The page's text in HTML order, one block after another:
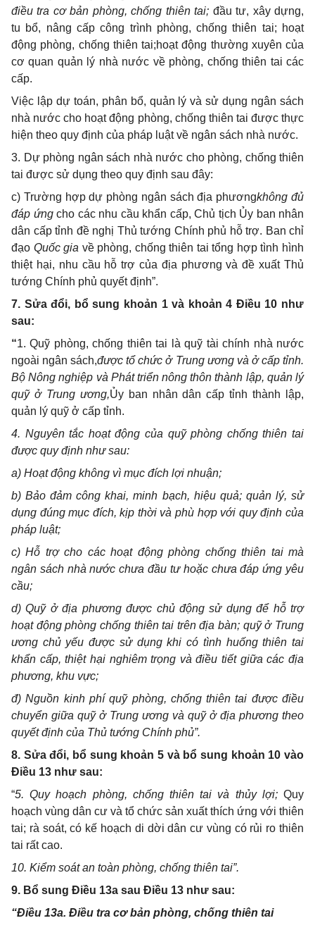
điều tra cơ bản phòng, chống thiên tai; đầu tư, xây dựng,
tu bổ, nâng cấp công trình phòng, chống thiên tai; hoạt
động phòng, chống thiên tai;hoạt động thường xuyên của
cơ quan quản lý nhà nước về phòng, chống thiên tai các
cấp.
Việc lập dự toán, phân bổ, quản lý và sử dụng ngân sách
nhà nước cho hoạt động phòng, chống thiên tai được thực
hiện theo quy định của pháp luật về ngân sách nhà nước.
3. Dự phòng ngân sách nhà nước cho phòng, chống thiên
tai được sử dụng theo quy định sau đây:
c) Trường hợp dự phòng ngân sách địa phươngkhông đủ
đáp ứngcho các nhu cầu khẩn cấp, Chủ tịch Ủy ban nhân
dân cấp tỉnh đề nghị Thủ tướng Chính phủ hỗ trợ. Ban chỉ
đạo Quốc gia về phòng, chống thiên tai tổng hợp tình hình
thiệt hại, nhu cầu hỗ trợ của địa phương và đề xuất Thủ
tướng Chính phủ quyết định”.
7. Sửa đổi, bổ sung khoản 1 và khoản 4 Điều 10 như
sau:
“1. Quỹ phòng, chống thiên tai là quỹ tài chính nhà nước
ngoài ngân sách,được tổ chức ở Trung ương và ở cấp tỉnh.
Bộ Nông nghiệp và Phát triển nông thôn thành lập, quản lý
quỹ ở Trung ương,Ủy ban nhân dân cấp tỉnh thành lập,
quản lý quỹ ở cấp tỉnh.
4. Nguyên tắc hoạt động của quỹ phòng chống thiên tai
được quy định như sau:
a) Hoạt động không vì mục đích lợi nhuận;
b) Bảo đảm công khai, minh bạch, hiệu quả; quản lý, sử
dụng đúng mục đích, kịp thời và phù hợp với quy định của
pháp luật;
c) Hỗ trợ cho các hoạt động phòng chống thiên tai mà
ngân sách nhà nước chưa đầu tư hoặc chưa đáp ứng yêu
cầu;
d) Quỹ ở địa phương được chủ động sử dụng để hỗ trợ
hoạt động phòng chống thiên tai trên địa bàn; quỹ ở Trung
ương chủ yếu được sử dụng khi có tình huống thiên tai
khẩn cấp, thiệt hại nghiêm trọng và điều tiết giữa các địa
phương, khu vực;
đ) Nguồn kinh phí quỹ phòng, chống thiên tai được điều
chuyển giữa quỹ ở Trung ương và quỹ ở địa phương theo
quyết định của Thủ tướng Chính phủ”.
8. Sửa đổi, bổ sung khoản 5 và bổ sung khoản 10 vào
Điều 13 như sau:
“5. Quy hoạch phòng, chống thiên tai và thủy lợi; Quy
hoạch vùng dân cư và tổ chức sản xuất thích ứng với thiên
tai; rà soát, có kế hoạch di dời dân cư vùng có rủi ro thiên
tai rất cao.
10. Kiểm soát an toàn phòng, chống thiên tai”.
9. Bổ sung Điều 13a sau Điều 13 như sau:
“Điều 13a. Điều tra cơ bản phòng, chống thiên tai